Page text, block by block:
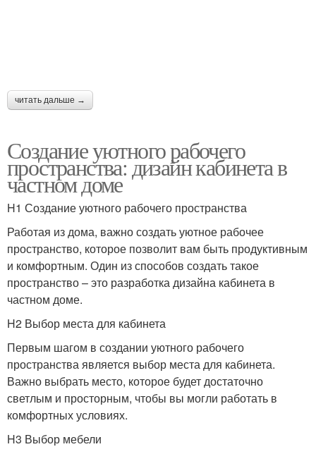
читать дальше →
Создание уютного рабочего
пространства: дизайн кабинета в
частном доме
H1 Создание уютного рабочего пространства
Работая из дома, важно создать уютное рабочее
пространство, которое позволит вам быть продуктивным
и комфортным. Один из способов создать такое
пространство – это разработка дизайна кабинета в
частном доме.
H2 Выбор места для кабинета
Первым шагом в создании уютного рабочего
пространства является выбор места для кабинета.
Важно выбрать место, которое будет достаточно
светлым и просторным, чтобы вы могли работать в
комфортных условиях.
H3 Выбор мебели